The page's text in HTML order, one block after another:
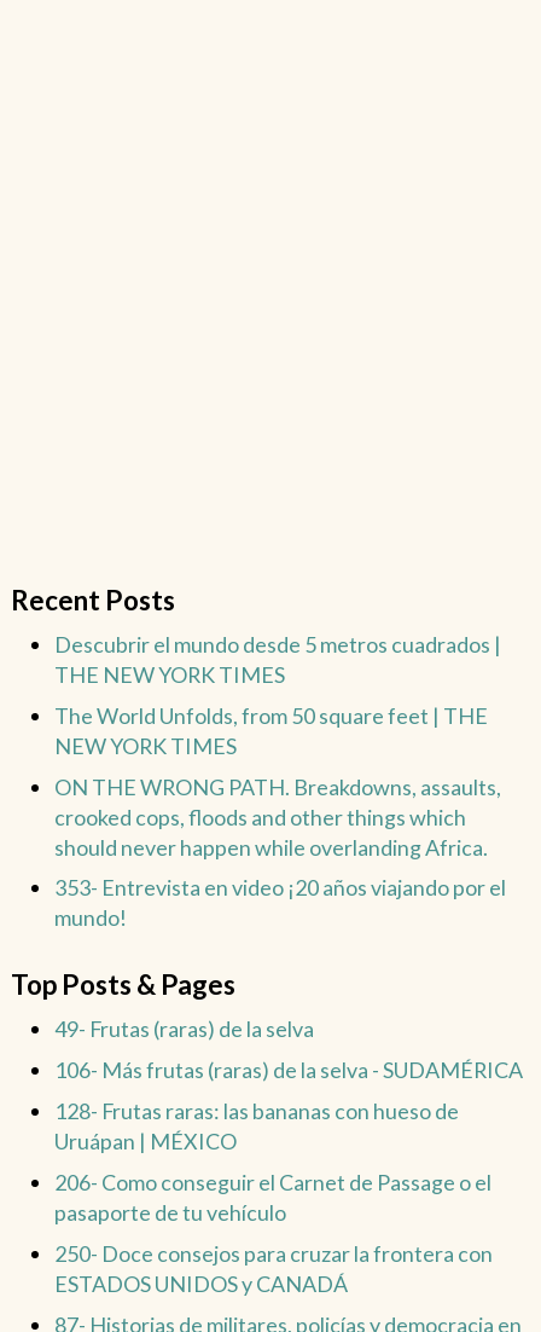
Recent Posts
Descubrir el mundo desde 5 metros cuadrados |
THE NEW YORK TIMES
The World Unfolds, from 50 square feet | THE
NEW YORK TIMES
ON THE WRONG PATH. Breakdowns, assaults,
crooked cops, floods and other things which
should never happen while overlanding Africa.
353- Entrevista en video ¡20 años viajando por el
mundo!
Top Posts & Pages
49- Frutas (raras) de la selva
106- Más frutas (raras) de la selva - SUDAMÉRICA
128- Frutas raras: las bananas con hueso de
Uruápan | MÉXICO
206- Como conseguir el Carnet de Passage o el
pasaporte de tu vehículo
250- Doce consejos para cruzar la frontera con
ESTADOS UNIDOS y CANADÁ
87- Historias de militares, policías y democracia en